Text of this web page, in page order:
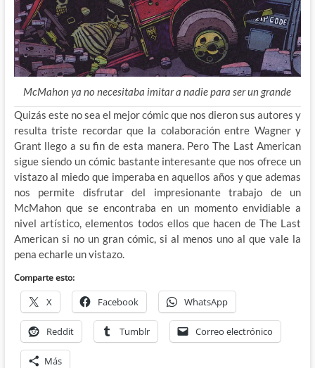
McMahon ya no necesitaba imitar a nadie para ser un grande
Quizás este no sea el mejor cómic que nos dieron sus autores y
resulta triste recordar que la colaboración entre Wagner y
Grant llego a su fin de esta manera. Pero The Last American
sigue siendo un cómic bastante interesante que nos ofrece un
vistazo al miedo que imperaba en aquellos años y que ademas
nos permite disfrutar del impresionante trabajo de un
McMahon que se encontraba en un momento envidiable a
nivel artístico, elementos todos ellos que hacen de The Last
American si no un gran cómic, si al menos uno al que vale la
pena echarle un vistazo.
Comparte esto:
X Facebook WhatsApp
Reddit Tumblr Correo electrónico
Más